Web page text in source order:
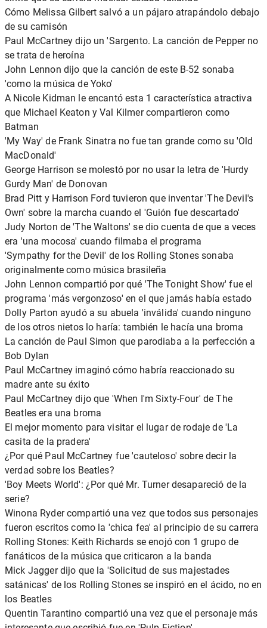
Cómo Melissa Gilbert salvó a un pájaro atrapándolo debajo
de su camisón
Paul McCartney dijo un 'Sargento. La canción de Pepper no
se trata de heroína
John Lennon dijo que la canción de este B-52 sonaba
'como la música de Yoko'
A Nicole Kidman le encantó esta 1 característica atractiva
que Michael Keaton y Val Kilmer compartieron como
Batman
'My Way' de Frank Sinatra no fue tan grande como su 'Old
MacDonald'
George Harrison se molestó por no usar la letra de 'Hurdy
Gurdy Man' de Donovan
Brad Pitt y Harrison Ford tuvieron que inventar 'The Devil's
Own' sobre la marcha cuando el 'Guión fue descartado'
Judy Norton de 'The Waltons' se dio cuenta de que a veces
era 'una mocosa' cuando filmaba el programa
'Sympathy for the Devil' de los Rolling Stones sonaba
originalmente como música brasileña
John Lennon compartió por qué 'The Tonight Show' fue el
programa 'más vergonzoso' en el que jamás había estado
Dolly Parton ayudó a su abuela 'inválida' cuando ninguno
de los otros nietos lo haría: también le hacía una broma
La canción de Paul Simon que parodiaba a la perfección a
Bob Dylan
Paul McCartney imaginó cómo habría reaccionado su
madre ante su éxito
Paul McCartney dijo que 'When I'm Sixty-Four' de The
Beatles era una broma
El mejor momento para visitar el lugar de rodaje de 'La
casita de la pradera'
¿Por qué Paul McCartney fue 'cauteloso' sobre decir la
verdad sobre los Beatles?
'Boy Meets World': ¿Por qué Mr. Turner desapareció de la
serie?
Winona Ryder compartió una vez que todos sus personajes
fueron escritos como la 'chica fea' al principio de su carrera
Rolling Stones: Keith Richards se enojó con 1 grupo de
fanáticos de la música que criticaron a la banda
Mick Jagger dijo que la 'Solicitud de sus majestades
satánicas' de los Rolling Stones se inspiró en el ácido, no en
los Beatles
Quentin Tarantino compartió una vez que el personaje más